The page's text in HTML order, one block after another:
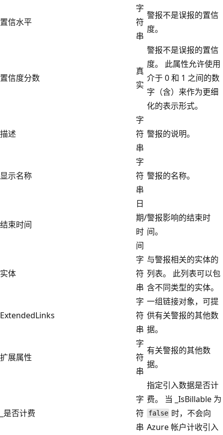
置信水平
字
符
串
警报不是误报的置信
度。
置信度分数
真
实
警报不是误报的置信
度。 此属性允许使用
介于 0 和 1 之间的数
字（含）来作为更细
化的表示形式。
描述
字
符
串
警报的说明。
显示名称
字
符
串
警报的名称。
结束时间
日
期/
时
间
警报影响的结束时
间。
实体
字
符
串
与警报相关的实体的
列表。 此列表可以包
含不同类型的实体。
ExtendedLinks
字
符
串
一组链接对象，可提
供有关警报的其他数
据。
扩展属性
字
符
串
有关警报的其他数
据。
_是否计费
字
符
串
指定引入数据是否计
费。 当 _IsBillable 为
false 时，不会向
Azure 帐户计收引入